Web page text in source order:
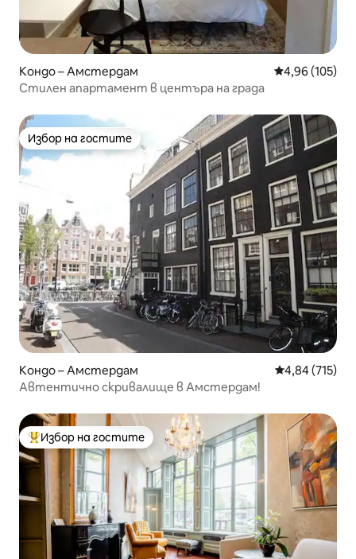
Кондо – Амстердам Средна
4,96 (105)
Стилен апартамент в центъра на града
Избор на гостите
Избор на гостите
Кондо – Амстердам Средна
4,84 (715)
Автентично скривалище в Амстердам!
Най-популярен избор на гостите
Избор на гостите